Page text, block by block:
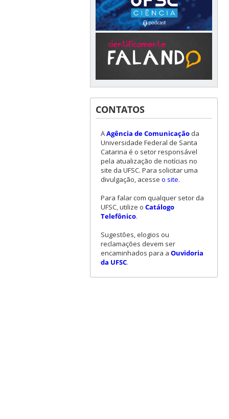
CONTATOS
AAgência de Comunicaçãoda
Universidade Federal de Santa
Catarina é o setor responsável
pela atualização de notícias no
site da UFSC. Para solicitar uma
divulgação, acesse o site.
Para falar com qualquer setor da
UFSC, utilize o Catálogo
Telefônico.
Sugestões, elogios ou
reclamações devem ser
encaminhados para a Ouvidoria
da UFSC.